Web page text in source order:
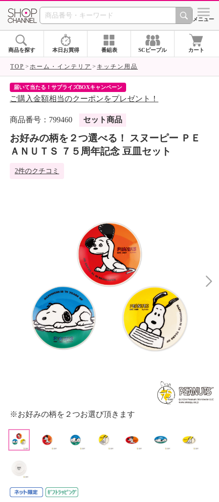
SHOP CHANNEL シメニュー
商品を探す 本日お買得 番組表 SCピープル カート
TOP ホーム・インテリア キッチン用品
届いて当たる！サプライズBOXキャンペーン
ご購入金額相当のクーポンをプレゼント！
商品番号：799460 セット商品
お好みの柄を２つ選べる！ スヌーピー ＰＥ
ＡＮＵＴＳ ７５周年記念 豆皿セット
2件のクチコミ
※お好みの柄を２つお選び頂きます